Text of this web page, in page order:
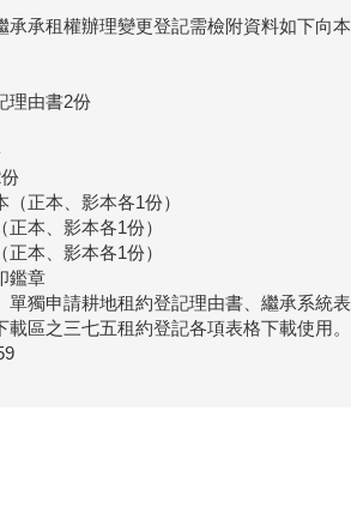
承租權辦理變更登記需檢附資料如下向
理由書2份
正本、影本各1份）
本、影本各1份）
本、影本各1份）
鑑章
單獨申請耕地租約登記理由書、繼承系統
區之三七五租約登記各項表格下載使用。